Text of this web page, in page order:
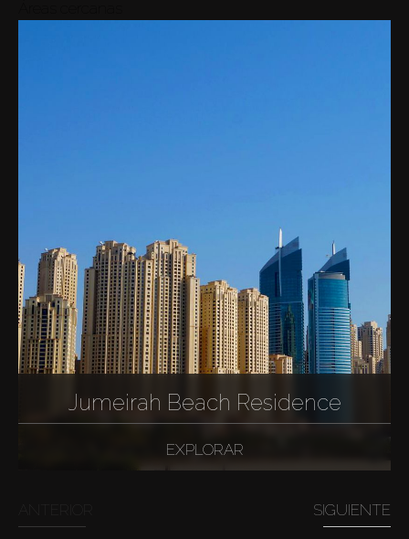
Jumeirah Beach Residence
EXPLORAR
SIGUIENTE